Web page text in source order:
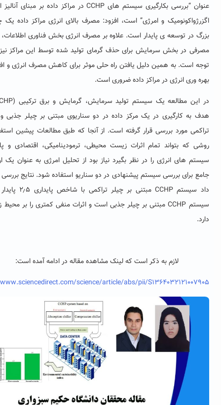
“بررسی بکارگیری سیستم هایCCHPدر مراکز داده بر مبنای آنالیز انرژی،
و امرژی” است، افزود:مصرف بالای انرژی مراکز داده یک چالش
توسعه ی پایدار است. علاوه بر مصرف انرژی بخش فناوری اطلاعات، انرژی
در بخش سرمایش برای حذف گرمای تولید شده توسط این مراکز نیز قابل
به همین دلیل یافتن راه حلی موثر برای کاهش مصرف انرژی و افزایش
انرژی در مراکز داده ضروری است.
مطالعه یک سیستم تولید سرمایش، گرمایش و برق ترکیبی (CCHP) با
کارگیری در یک مرکز داده در دو سناریوی مبتنی بر چیلر جذبی و چیلر
مورد بررسی قرار گرفته است. از آنجا که طبق مطالعات پیشین استفاده از
بتواند تمام اثرات زیست محیطی، ترمودینامیکی، اقتصادی و پایداری
های انرژی را در نظر بگیرد نیاز بود از تحلیل امرژی به عنوان یک ارزیابی
بررسی سیستم پیشنهادی در دو سناریو استفاده شود. نتایج بررسی نشان
CCHP
مبتنی بر چیلر تراکمی با شاخص پایداری ۲٫۵ پایدار تر از
CCHPمبتنی بر چیلر جذبی است و اثرات منفی کمتری را بر محیط زیست
لازم به ذکر است که لینک مشاهده مقاله در ادامه آمده است:
https://www.sciencedirect.com/science/article/abs/pii/